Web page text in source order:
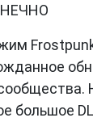
большое